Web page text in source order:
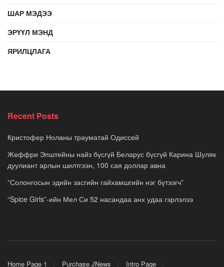
ШАР МЭДЭЭ
ЭРҮҮЛ МЭНД
ЯРИЛЦЛАГА
Recent Posts
Кристофер Ноланы трауматай Одиссей
Жеффри Эпштейны найз бүсгүй Беларус бүсгүй Карина Шуляк
дуулиант арлын шилтгээн, 100 сая доллар авна
“Солонгосын эдийн засгийн гайхамшгийн нэг бүтээгч”
“Spice Girls”-ийн Мел Си 52 насандаа анх удаа гэрлэлээ
Home Page 1 Purchase JNews Intro Page